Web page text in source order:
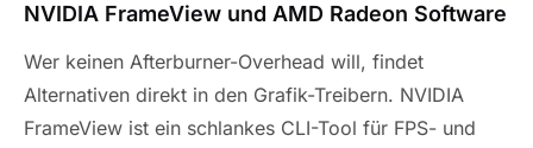
NVIDIA FrameView und AMD Radeon Software
Wer keinen Afterburner-Overhead will, findet
Alternativen direkt in den Grafik-Treibern. NVIDIA
FrameView ist ein schlankes CLI-Tool für FPS- und